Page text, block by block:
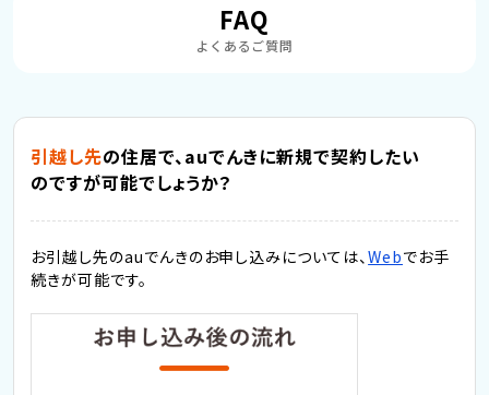
FAQ
よくあるご質問
引越し先の住居で、auでんきに新規で契約したい
のですが可能でしょうか？
お引越し先のauでんきのお申し込みについては、Webでお手
続きが可能です。